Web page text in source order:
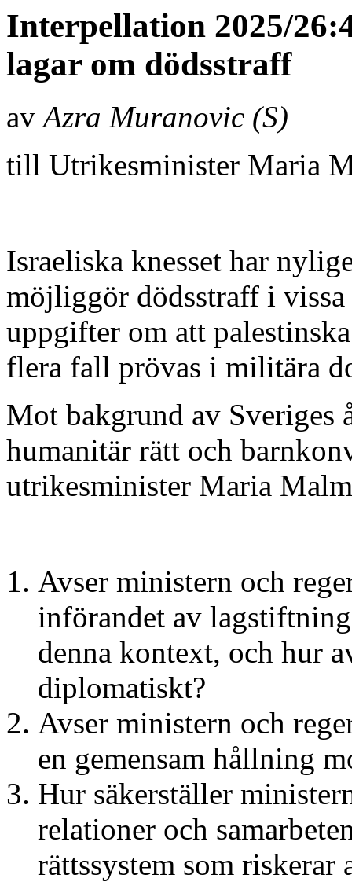
Interpellation 2025/
lagar om dödsstraff
avAzra Muranovic (S)
till Utrikesminister Maria
Israeliska knesset har
möjliggör dödsstraff i
uppgifter om att
flera fall prövas i militära
Mot bakgrund av Sveriges
humanitär rätt och
utrikesminister Maria
Avser ministern och
införandet av
denna kontext, och hur
diplomatiskt?
Avser ministern och
en gemensam hållning
Hur säkerställer
relationer och
rättssystem som